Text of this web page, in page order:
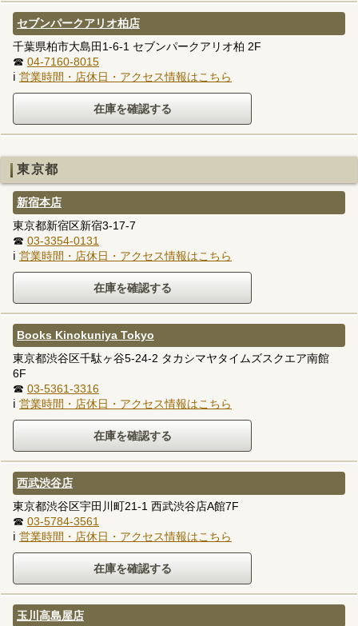
セブンパークアリオ柏店
千葉県柏市大島田1-6-1 セブンパークアリオ柏 2F
☎ 04-7160-8015
ℹ 営業時間・店休日・アクセス情報はこちら
東京都
新宿本店
東京都新宿区新宿3-17-7
☎ 03-3354-0131
ℹ 営業時間・店休日・アクセス情報はこちら
Books Kinokuniya Tokyo
東京都渋谷区千駄ヶ谷5-24-2 タカシマヤタイムズスクエア南館
6F
☎ 03-5361-3316
ℹ 営業時間・店休日・アクセス情報はこちら
西武渋谷店
東京都渋谷区宇田川町21-1 西武渋谷店A館7F
☎ 03-5784-3561
ℹ 営業時間・店休日・アクセス情報はこちら
玉川高島屋店